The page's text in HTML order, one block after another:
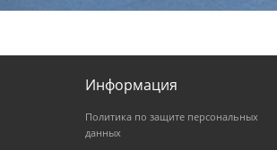
Информация
Политика по защите персональных
данных